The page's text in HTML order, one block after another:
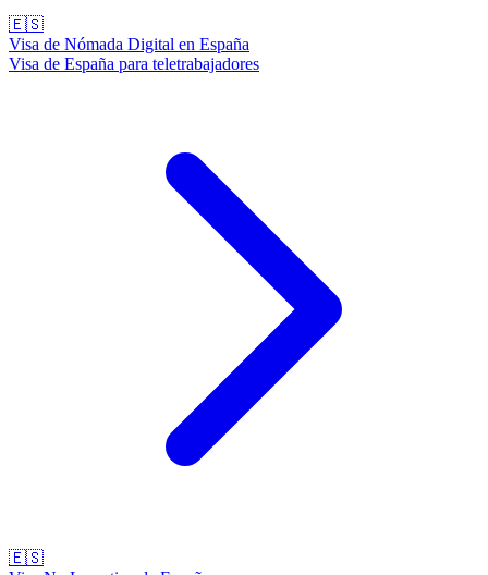
🇪🇸
Visa de Nómada Digital en España
Visa de España para teletrabajadores
🇪🇸